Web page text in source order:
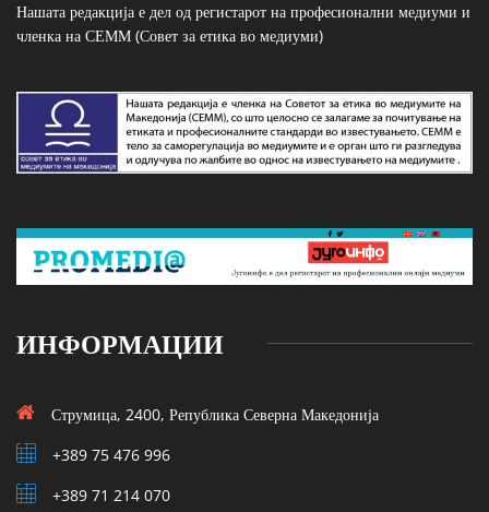
Нашата редакција е дел од регистарот на професионални медиуми и
членка на СЕММ (Совет за етика во медиуми)
ИНФОРМАЦИИ
Струмица, 2400, Република Северна Македонија
+389 75 476 996
+389 71 214 070